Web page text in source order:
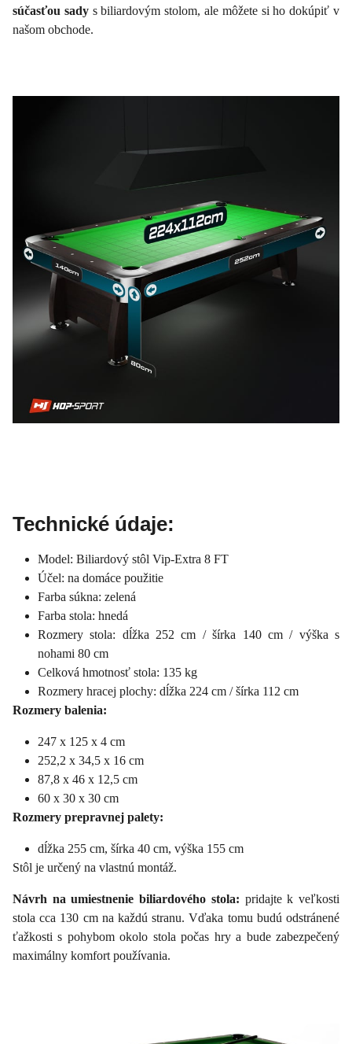
súčasťou sady s biliardovým stolom, ale môžete si ho dokúpiť v
našom obchode.
Technické údaje:
Model: Biliardový stôl Vip-Extra 8 FT
Účel: na domáce použitie
Farba súkna: zelená
Farba stola: hnedá
Rozmery stola: dĺžka 252 cm / šírka 140 cm / výška s
nohami 80 cm
Celková hmotnosť stola: 135 kg
Rozmery hracej plochy: dĺžka 224 cm / šírka 112 cm
Rozmery balenia:
247 x 125 x 4 cm
252,2 x 34,5 x 16 cm
87,8 x 46 x 12,5 cm
60 x 30 x 30 cm
Rozmery prepravnej palety:
dĺžka 255 cm, šírka 40 cm, výška 155 cm
Stôl je určený na vlastnú montáž.
Návrh na umiestnenie biliardového stola: pridajte k veľkosti
stola cca 130 cm na každú stranu. Vďaka tomu budú odstránené
ťažkosti s pohybom okolo stola počas hry a bude zabezpečený
maximálny komfort používania.